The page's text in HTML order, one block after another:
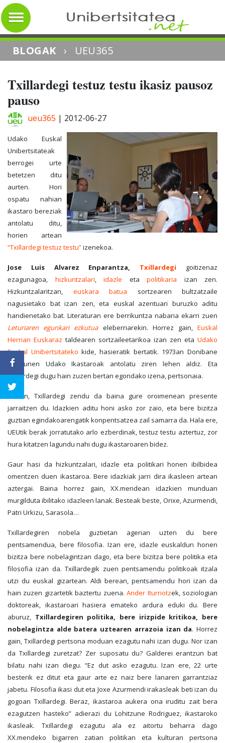
BLOGAK › UEU365
Txillardegi testuz testu ikasiz pausoz
pauso
ueu365 | 2012-06-27
Udako Euskal
Unibertsitateak
berrogei urte
betetzen ditu
aurten. Hori
ospatu nahian
ikastaro bereziak
antolatu ditu,
horien artean
“Txillardegi testuz testu”izenekoa.
Jose Luis Alvarez Enparantza, Txillardegi goitizenaz
ezagunagoa, hizkuntzalari, idazle eta politikaria izan zen.
Hizkuntzalaritzan, euskara batua sortzearen bultzatzaile
nagusietako bat izan zen, eta euskal azentuari buruzko aditu
handienetako bat. Literaturan ere berrikuntza nabaria ekarri zuen
Leturiaren egunkari ezkutuaeleberriarekin. Horrez gain,Euskal
Herrian Euskaraz taldearen sortzaileetarikoa izan zen eta Udako
Euskal Unibertsitateko kide, hasieratik bertatik. 1973an Donibane
Lohizunen Udako Ikastaroak antolatu ziren lehen aldiz. Eta
Txillardegi dugu hain zuzen bertan egondako izena, pertsonaia.
Aurten, Txillardegi zendu da baina gure oroimenean presente
jarraitzen du. Idazkien aditu honi asko zor zaio, eta bere bizitza
guztian egindakoarengatik konpentsatzea zail samarra da. Hala ere,
UEUtik berak jorratutako arlo ezberdinak, testuz testu aztertuz, zor
hura kitatzen lagundu nahi dugu ikastaroaren bidez.
Gaur hasi da hizkuntzalari, idazle eta politikari honen ibilbidea
omentzen duen ikastaroa. Bere idazkiak jarri dira ikasleen artean
aztergai. Baina horrez gain, XX.mendean idazkien munduan
murgilduta ibilitako idazleen lanak. Besteak beste, Orixe, Azurmendi,
Patri Urkizu, Sarasola…
Txillardegiren nobela guztietan agerian uzten du bere
pentsamendua, bere filosofia. Izan ere, idazle euskaldun honen
bizitza bere nobelagintzan dago, eta bere bizitza bere politika eta
filosofia izan da. Txillardegik zuen pentsamendu politikoak itzala
utzi du euskal gizartean. Aldi berean, pentsamendu hori izan da
hain zuzen gizartetik baztertu zuena.Ander Iturriotzek, soziologian
doktoreak, ikastaroari hasiera emateko ardura eduki du. Bere
aburuz, Txillardegiren politika, bere irizpide kritikoa, bere
nobelagintza alde batera uztearen arrazoia izan da. Horrez
gain, Txillardegi pertsona moduan ezagutu nahi izan dugu. Nor izan
da Txillardegi zuretzat? Zer suposatu du? Galderei erantzun bat
bilatu nahi izan diegu. “Ez dut asko ezagutu. Izan ere, 22 urte
besterik ez ditut eta gaur arte ez naiz bere lanaren garrantziaz
jabetu. Filosofia ikasi dut eta Joxe Azurmendi irakasleak beti izan du
gogoan Txillardegi. Beraz, ikastaroa aukera ona iruditu zait bera
ezagutzen hasteko” adierazi du Lohitzune Rodriguez, ikastaroko
ikasleak. Txillardegi ezagutu ala ez aitortu beharra dago
XX.mendeko bigarren zatian politikan eta kulturan pertsona